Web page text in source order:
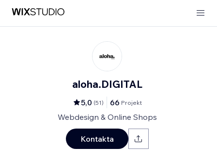
aloha.DIGITAL
5,0 (51) 66 Projekt
Webdesign & Online Shops
Kontakta